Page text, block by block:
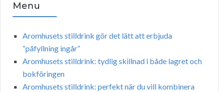
Menu
Aromhusets stilldrink gör det lätt att erbjuda
“påfyllning ingår”
Aromhusets stilldrink: tydlig skillnad i både lagret och
bokföringen
Aromhusets stilldrink: perfekt när du vill kombinera